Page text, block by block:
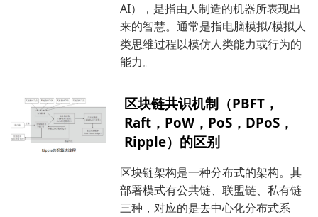
AI），是指由人制造的机器所表现出
来的智慧。通常是指电脑模拟/模拟人
类思维过程以模仿人类能力或行为的
能力。
区块链共识机制（PBFT，
Raft，PoW，PoS，DPoS，
Ripple）的区别
区块链架构是一种分布式的架构。其
部署模式有公共链、联盟链、私有链
三种，对应的是去中心化分布式系